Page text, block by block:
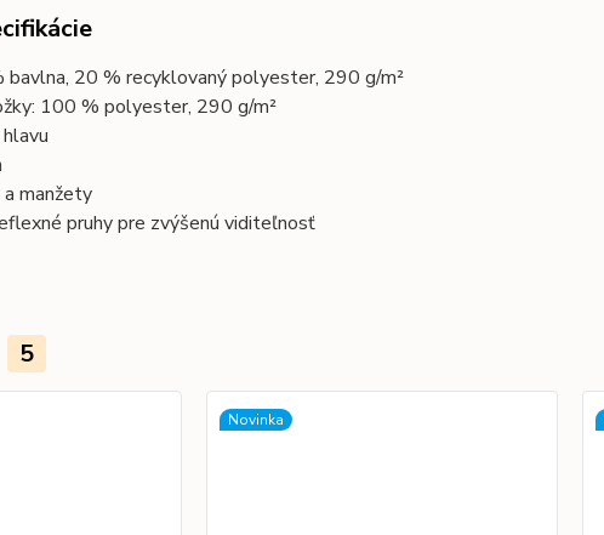
bavlna, 20 % recyklovaný polyester, 290 g/m²
100 % polyester, 290 g/m²
manžety
pruhy pre zvýšenú viditeľnosť
5
Novinka